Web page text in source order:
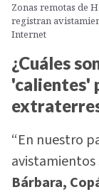
Zonas remotas de
registran
Internet
¿Cuáles
'calientes'
“En nuestro
avistamientos
Bárbara,